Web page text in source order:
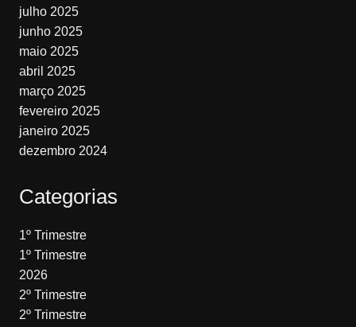
julho 2025
junho 2025
maio 2025
abril 2025
março 2025
fevereiro 2025
janeiro 2025
dezembro 2024
Categorias
1º Trimestre
1º Trimestre
2026
2º Trimestre
2º Trimestre